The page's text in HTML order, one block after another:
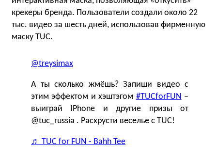
крекеры бренда. Пользователи создали около 22
тыс. видео за шесть дней, использовав фирменную
маску TUC.
@treysimax
А ты сколько жмёшь? Запиши видео с
этим эффектом и хэштэгом #TUCforFUN –
выиграй IPhone и другие призы от
@tuc_russia . Расхрусти веселье с TUC!
♬ TUC for FUN - Bahh Tee